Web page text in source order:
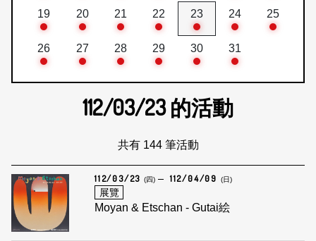
19 20 21 22 23 24 25
26 27 28 29 30 31
112/03/23的活動
共有 144 筆活動
112/03/23 (四) 112/04/09 (日)
展覽
Moyan & Etschan - Gutai絵